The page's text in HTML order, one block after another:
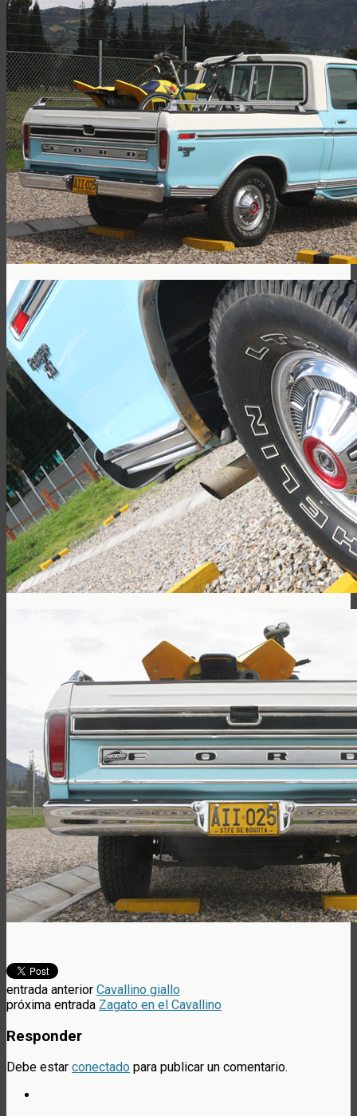
entrada anterior Cavallino giallo
próxima entrada Zagato en el Cavallino
Responder
Debe estar conectado para publicar un comentario.